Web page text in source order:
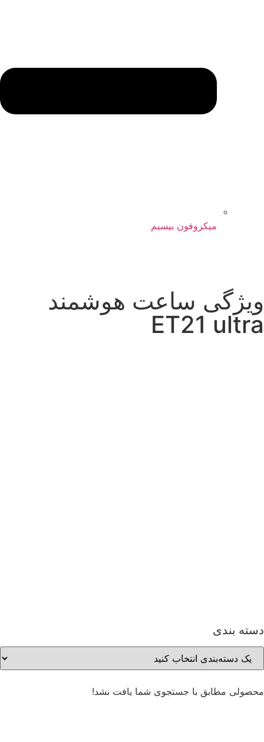
میکروفون بیسیم
ویژگی ساعت هوشمند
ET21 ultra
دسته بندی
محصولی مطابق با جستجوی شما یافت نشد!